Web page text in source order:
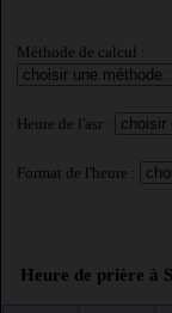
Méthode de calcul :
Heure de l'asr :
Format de l'heure :
Heure de prière à